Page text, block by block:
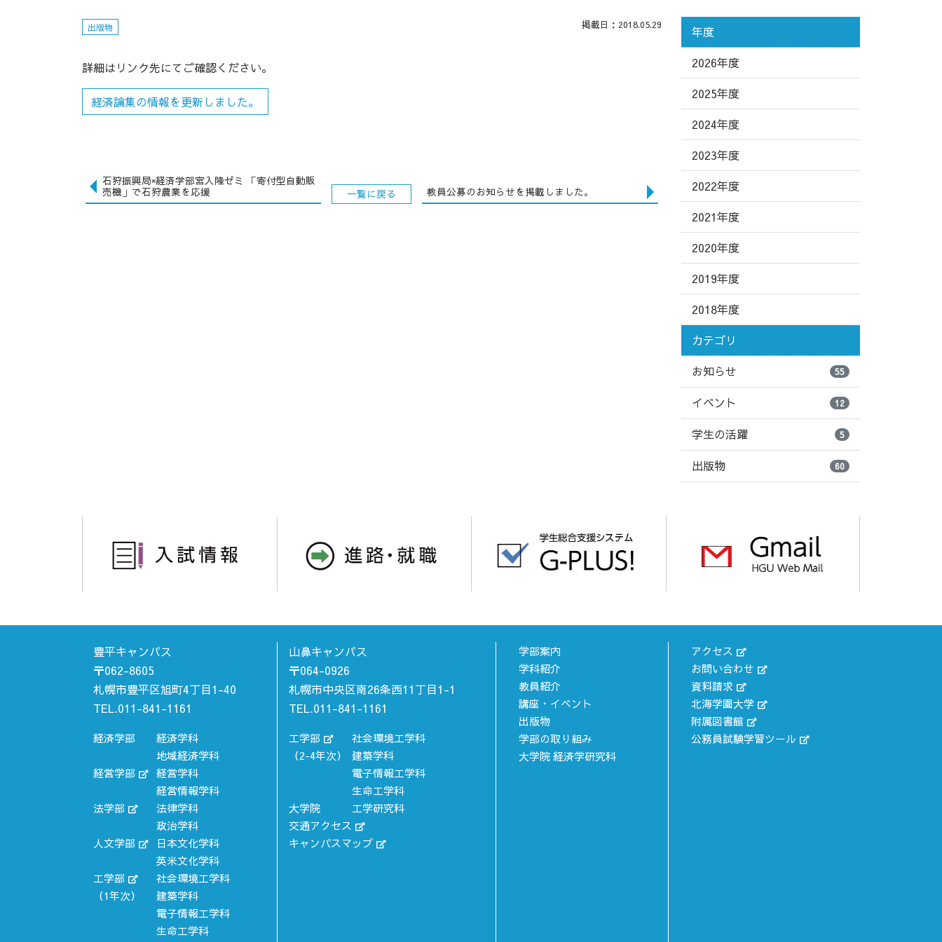
出版物 掲載日：2018.05.29
詳細はリンク先にてご確認ください。
経済論集の情報を更新しました。
石狩振興局×経済学部宮入隆ゼミ 「寄付型自動販
売機」で石狩農業を応援
一覧に戻る 教員公募のお知らせを掲載しました。
年度
2026年度
2025年度
2024年度
2023年度
2022年度
2021年度
2020年度
2019年度
2018年度
カテゴリ
お知らせ 55
イベント 12
学生の活躍 5
出版物 60
豊平キャンパス
〒062-8605
札幌市豊平区旭町4丁目1-40
TEL.011-841-1161
経済学部
経済学科
地域経済学科
経営学部
経営学科
経営情報学科
法学部
法律学科
政治学科
人文学部
日本文化学科
英米文化学科
工学部
（1年次）
社会環境工学科
建築学科
電子情報工学科
生命工学科
山鼻キャンパス
〒064-0926
札幌市中央区南26条西11丁目1-1
TEL.011-841-1161
工学部
（2-4年次）
社会環境工学科
建築学科
電子情報工学科
生命工学科
大学院
工学研究科
交通アクセス
キャンパスマップ
学部案内
学科紹介
教員紹介
講座・イベント
出版物
学部の取り組み
大学院 経済学研究科
アクセス
お問い合わせ
資料請求
北海学園大学
附属図書館
公務員試験学習ツール